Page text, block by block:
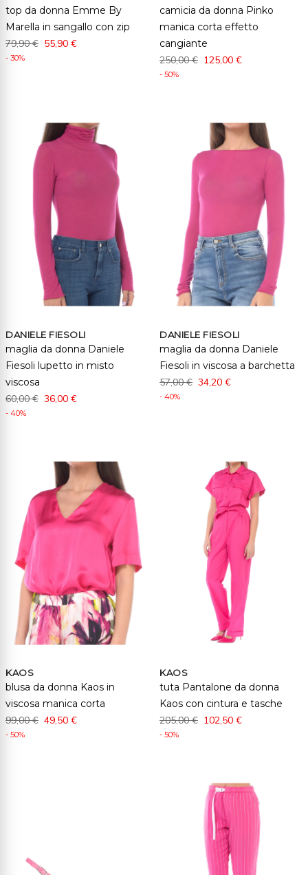
top da donna Emme By
Marella in sangallo con zip
79,90 € 55,90 €
- 30%
camicia da donna Pinko
manica corta effetto
cangiante
250,00 € 125,00 €
- 50%
DANIELE FIESOLI
maglia da donna Daniele
Fiesoli lupetto in misto
viscosa
60,00 € 36,00 €
- 40%
DANIELE FIESOLI
maglia da donna Daniele
Fiesoli in viscosa a barchetta
57,00 € 34,20 €
- 40%
KAOS
blusa da donna Kaos in
viscosa manica corta
99,00 € 49,50 €
- 50%
KAOS
tuta Pantalone da donna
Kaos con cintura e tasche
205,00 € 102,50 €
- 50%